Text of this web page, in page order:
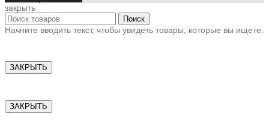
закрыть
Поиск
Начните вводить текст, чтобы увидеть товары, которые вы ищете.
ЗАКРЫТЬ
ЗАКРЫТЬ